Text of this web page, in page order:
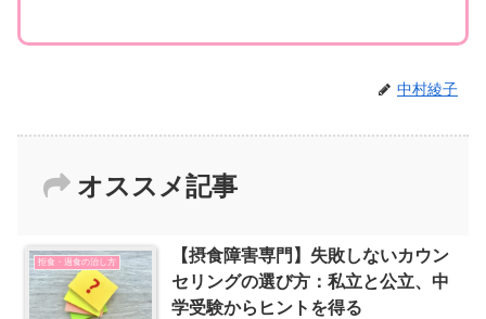
中村綾子
オススメ記事
拒食・過食の治し方
【摂食障害専門】失敗しないカウン
セリングの選び方：私立と公立、中
学受験からヒントを得る